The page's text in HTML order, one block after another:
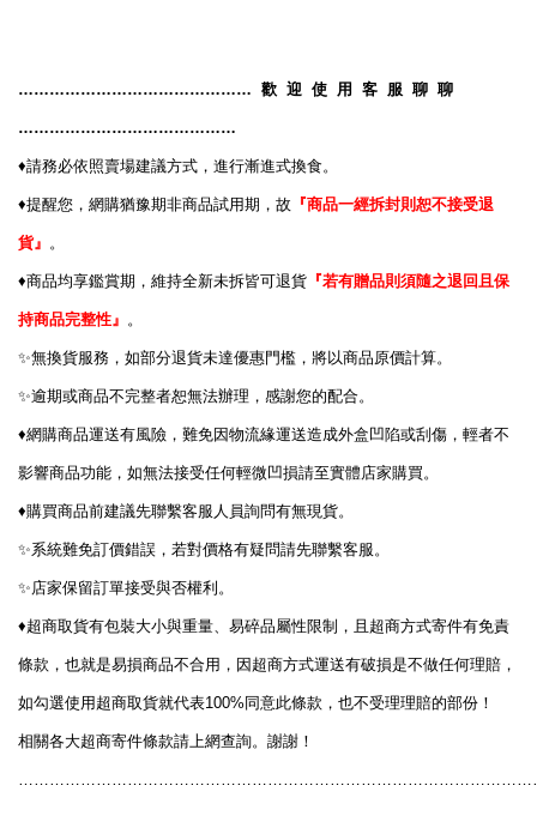
……………………………………… 歡 迎 使 用 客 服 聊 聊
……………………………………
♦️請務必依照賣場建議方式，進行漸進式換食。
♦️提醒您，網購猶豫期非商品試用期，故 『商品一經拆封則恕不接受退
貨』 。
♦️商品均享鑑賞期，維持全新未拆皆可退貨 『若有贈品則須隨之退回且保
持商品完整性』 。
✨無換貨服務，如部分退貨未達優惠門檻，將以商品原價計算。
✨逾期或商品不完整者恕無法辦理，感謝您的配合。
♦️網購商品運送有風險，難免因物流緣運送造成外盒凹陷或刮傷，輕者不
影響商品功能，如無法接受任何輕微凹損請至實體店家購買。
♦️購買商品前建議先聯繫客服人員詢問有無現貨。
✨系統難免訂價錯誤，若對價格有疑問請先聯繫客服。
✨店家保留訂單接受與否權利。
♦️超商取貨有包裝大小與重量、易碎品屬性限制，且超商方式寄件有免責
條款，也就是易損商品不合用，因超商方式運送有破損是不做任何理賠，
如勾選使用超商取貨就代表100% 同意此條款，也不受理理賠的部份！
相關各大超商寄件條款請上網查詢。謝謝！